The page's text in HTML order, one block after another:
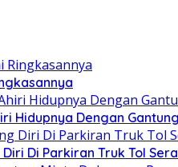
Hidupnya Dengan
Di Parkiran Truk Tol